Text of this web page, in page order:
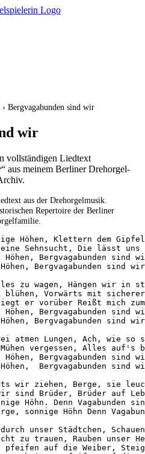
› Bergvagabunden sind wir
wir
vollständigen Liedtext
“ aus meinem Berliner Drehorgel-
aus der Drehorgelmusik.
Repertoire der Berliner
Höhen, Klettern dem
Sehnsucht, Die lässt uns
Höhen, Bergvagabunden
Bergvagabunden sind
zu wagen, Hängen wir in
blühen, Vorwärts mit
er vorüber Reißt mich zum
Höhen, Bergvagabunden
Bergvagabunden sind
atmen Lungen, Ach, wie so
vergessen, Alles
Höhen, Bergvagabunden
Bergvagabunden sind
wir ziehen, Berge, sie
sind Brüder, Brüder auf
Höhn. Denn Vagabunden
sonnige Höhn Denn
unser Städtchen,
zu trauen, Rauben unser
auf die Weiber,